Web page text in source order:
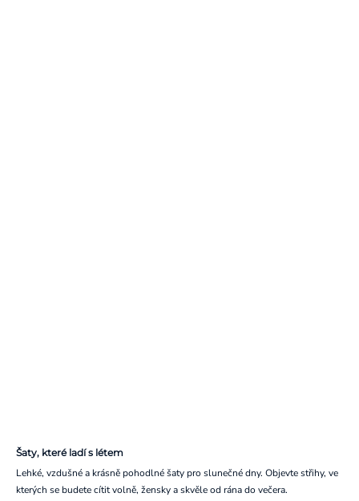
Šaty, které ladí s létem
Lehké, vzdušné a krásně pohodlné šaty pro slunečné dny. Objevte střihy, ve
kterých se budete cítit volně, žensky a skvěle od rána do večera.